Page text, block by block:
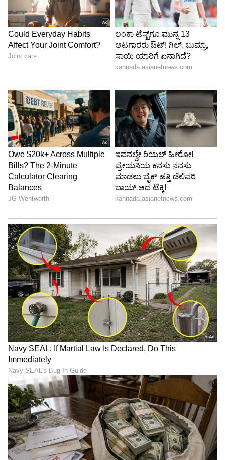
ಕನ್ನಡ ಸಿನಿಮಾ ( Kannada Cinema News), ಟಿವಿ
Kannada TV Shows), ಸೆಲೆಬ್ರಿಟಿ
ಸುವರ್ಣ ನ್ಯೂಸ್‌ನಲ್ಲಿ ಮನರಂಜನಾ ವಿಭಾಗ ನೋಡಿ.
ಸಿನಿಮಾ ವಿಮರ್ಶೆಗಳು (Kannada Movies Review),
ತಾರೆಯರ ಸಂದರ್ಶನಗಳು, ಧಾರಾವಾಹಿ ಅಪ್‌ಡೇಟ್ಸ್‌,
ತೆರೆಮರೆಯ ಕಥೆಗಳು,
OTT ರಿಲೀಸ್‌ಗಳ ಬಗ್ಗೆ
ಮಾಹಿತಿಯೂ ಇಲ್ಲಿದೆ.
ABOUT THE AUTHOR
Govindaraj S
ಬೆಳೆದಿದ್ದು ಬೆಂಗಳೂರಿನಲ್ಲಿ. ಸ್ನಾತಕೋತ್ತರ ಪದವಿಯನ್ನು ಬೆಂಗಳೂರು
ವಿಶ್ವವಿದ್ಯಾಲಯದಿಂದ ಪಡೆದಿದ್ದೇನೆ. ದೂರದರ್ಶನದಲ್ಲಿ ಇಂಟರ್ನ್‌ಶಿಪ್
ನಿರ್ವಹಣೆ. ಪ್ರಜಾವಾಣಿ ಮತ್ತು ಉದಯವಾಣಿ ಡಿಜಿಟಲ್ ವಿಭಾಗದಲ್ಲಿ
ಬರಹಗಾರ ಹಾಗೂ ಕಂಟೆಂಟ್ ಡೆವಲಪರ್ ಆಗಿ ಕೆಲಸ ಮಾಡಿದ್ದೇನೆ.
ಮನರಂಜನೆ ಸುದ್ದಿಗಳ ಬಗ್ಗೆ ತುಂಬಾ ಆಸಕ್ತಿ. ಸಿನಿಮಾ ವೀಕ್ಷಿಸುವುದು,
ಸಂಗೀತ ಕೇಳುವುದು ಮತ್ತು ಕ್ರೀಡೆ ನೆಚ್ಚಿನ ಹವ್ಯಾಸಗಳು.
ರಿಷಬ್ ಶೆಟ್ಟಿ ಮನರಂಜನಾ ಸುದ್ದಿ ಬಾಲಿವುಡ್ ಸ್ಯಾಂಡಲ್‌ವುಡ್